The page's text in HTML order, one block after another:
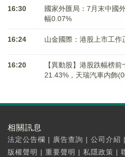
16:30
國家外匯局：7月末中國
幅0.07%
16:24 山金國際：港股上市工作
16:20
【異動股】港股跌幅榜
21.43%，天瑞汽車内飾
相關訊息
法定公告欄 | 廣告查詢 | 公司介紹 |
版權聲明 | 重要聲明 | 私隱政策 |